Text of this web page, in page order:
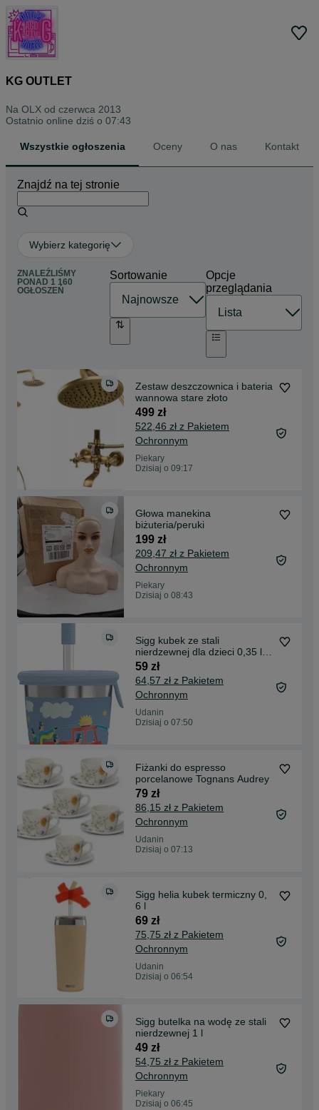
KG OUTLET
Na OLX od czerwca 2013
Ostatnio online dziś o 07:43
Wszystkie ogłoszenia Oceny O nas Kontakt
Znajdź na tej stronie
Wybierz kategorię
ZNALEŹLIŚMY
PONAD 1 160
OGŁOSZEŃ
Sortowanie
Opcje
przeglądania
Zestaw deszczownica i bateria
wannowa stare złoto
499 zł
522,46 zł z Pakietem
Ochronnym
Piekary
Dzisiaj o 09:17
Głowa manekina
biżuteria/peruki
199 zł
209,47 zł z Pakietem
Ochronnym
Piekary
Dzisiaj o 08:43
Sigg kubek ze stali
nierdzewnej dla dzieci 0,35 l
straż pożarna
59 zł
64,57 zł z Pakietem
Ochronnym
Udanin
Dzisiaj o 07:50
Fiżanki do espresso
porcelanowe Tognans Audrey
79 zł
86,15 zł z Pakietem
Ochronnym
Udanin
Dzisiaj o 07:13
Sigg helia kubek termiczny 0,
6 l
69 zł
75,75 zł z Pakietem
Ochronnym
Udanin
Dzisiaj o 06:54
Sigg butelka na wodę ze stali
nierdzewnej 1 l
49 zł
54,75 zł z Pakietem
Ochronnym
Piekary
Dzisiaj o 06:45